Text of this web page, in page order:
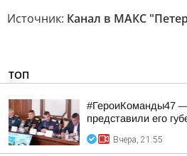
Источник: Канал в МАКС
ТОП
#ГероиКоманды47 —
представили его
Вчера, 21:55